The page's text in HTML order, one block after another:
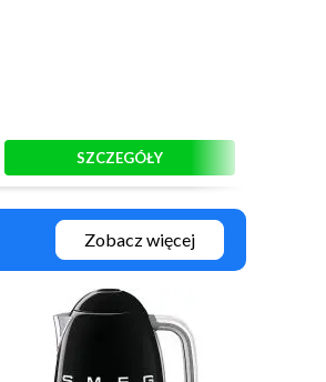
SZCZEGÓŁY
Zobacz więcej